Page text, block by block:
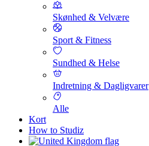
Skønhed & Velvære
Sport & Fitness
Sundhed & Helse
Indretning & Dagligvarer
Alle
Kort
How to Studiz